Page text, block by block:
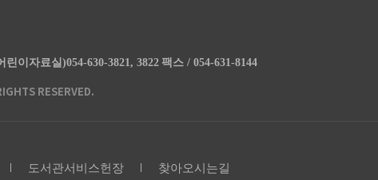
이자료실)054-630-3821, 3822 팩스 / 054-631-8144
RESERVED.
도서관서비스헌장 찾아오시는길